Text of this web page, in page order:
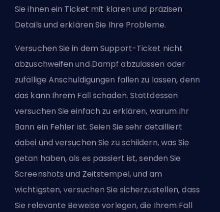
Sie ihnen ein Ticket mit klaren und präzisen
Details und erklären Sie Ihre Probleme.
Versuchen Sie in dem Support-Ticket nicht
abzuschweifen und Dampf abzulassen oder
zufällige Anschuldigungen fallen zu lassen, denn
das kann Ihrem Fall schaden. Stattdessen
versuchen Sie einfach zu erklären, warum Ihr
Bann ein Fehler ist. Seien Sie sehr detailliert
dabei und versuchen Sie zu schildern, was Sie
getan haben, als es passiert ist, senden Sie
Screenshots und Zeitstempel, und am
wichtigsten, versuchen Sie sicherzustellen, dass
Sie relevante Beweise vorlegen, die Ihrem Fall